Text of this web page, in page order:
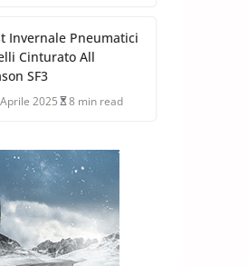
Invernale Pneumatici
Cinturato All
SF3
2025 8 min read